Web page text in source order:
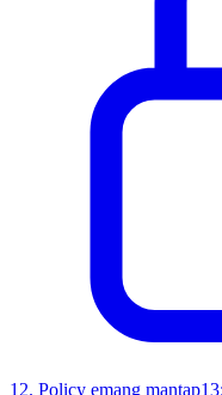
12. Policy emang mantap